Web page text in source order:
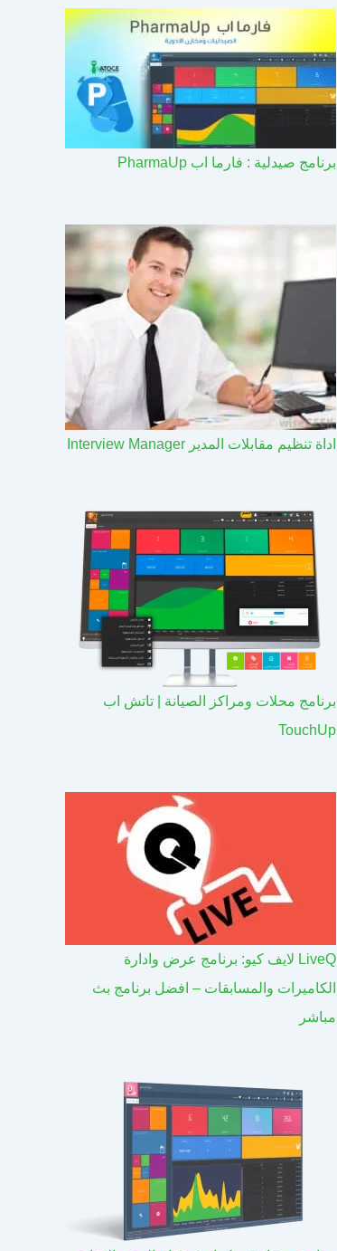
برنامج صيدلية : فارما اب PharmaUp​
اداة تنظيم مقابلات المدير Interview Manager
برنامج محلات ومراكز الصيانة | تاتش اب
TouchUp
LiveQ لايف كيو: برنامج عرض وادارة
الكاميرات والمسابقات – افضل برنامج بث
مباشر